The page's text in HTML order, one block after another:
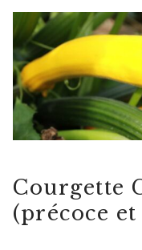
Courgette
(précoce